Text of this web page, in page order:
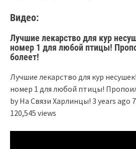
Видео:
Лучшие лекарство для кур
номер 1 для любой птицы!
болеет!
Лучшие лекарство для кур
номер 1 для любой птицы!
by На Связи Харлинцы! 3 years ago
120,545 views